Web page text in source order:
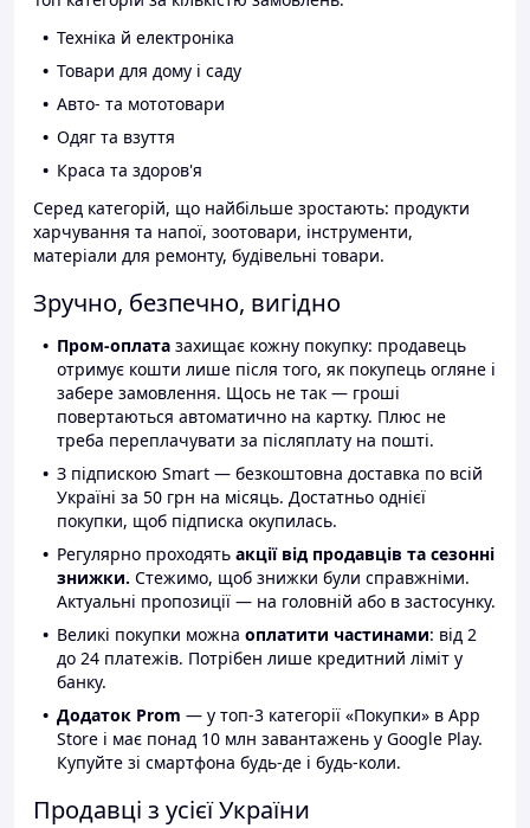
Техніка й електроніка
Товари для дому і саду
Авто- та мототовари
Одяг та взуття
Краса та здоров'я
Серед категорій, що найбільше зростають: продукти
харчування та напої, зоотовари, інструменти,
матеріали для ремонту, будівельні товари.
Зручно, безпечно, вигідно
Пром-оплата захищає кожну покупку: продавець
отримує кошти лише після того, як покупець огляне і
забере замовлення. Щось не так — гроші
повертаються автоматично на картку. Плюс не
треба переплачувати за післяплату на пошті.
З підпискою Smart — безкоштовна доставка по всій
Україні за 50 грн на місяць. Достатньо однієї
покупки, щоб підписка окупилась.
Регулярно проходять акції від продавців та сезонні
знижки. Стежимо, щоб знижки були справжніми.
Актуальні пропозиції — на головній або в застосунку.
Великі покупки можна оплатити частинами: від 2
до 24 платежів. Потрібен лише кредитний ліміт у
банку.
Додаток Prom — у топ-3 категорії «Покупки» в App
Store і має понад 10 млн завантажень у Google Play.
Купуйте зі смартфона будь-де і будь-коли.
Продавці з усієї України